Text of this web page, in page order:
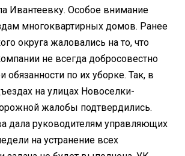
Ивантеевку. Особое внимание
многоквартирных домов. Ранее
округа жаловались на то, что
не всегда добросовестно
по их уборке. Так, в
на улицах Новоселки-
жалобы подтвердились.
дала руководителям управляющих
на устранение всех